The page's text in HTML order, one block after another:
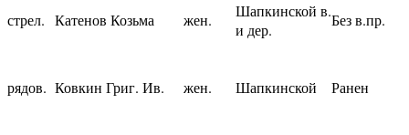
стрел. Катенов Козьма жен.
Шапкинской в.
и дер.
Без в.пр.
рядов. Ковкин Григ. Ив. жен. Шапкинской Ранен